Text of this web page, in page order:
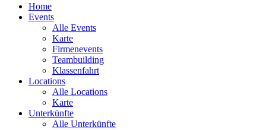
Home
Events
Alle Events
Karte
Firmenevents
Teambuilding
Klassenfahrt
Locations
Alle Locations
Karte
Unterkünfte
Alle Unterkünfte